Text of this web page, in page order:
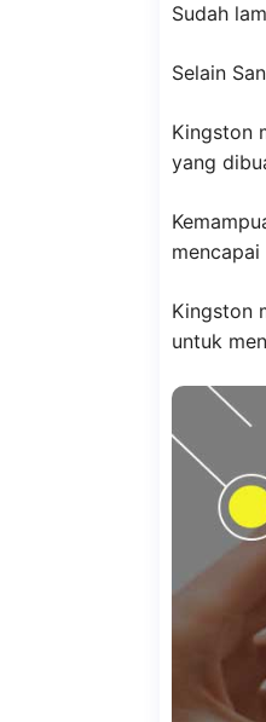
Sudah
Selain
Kingston
yang
Kingston
untuk